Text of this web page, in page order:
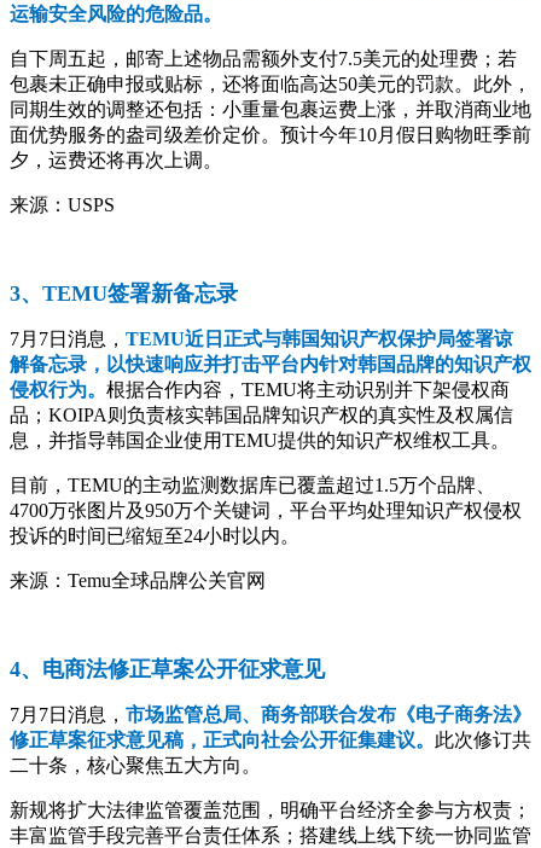
运输安全风险的危险品。
自下周五起，邮寄上述物品需额外支付7.5美元的处理费；若
包裹未正确申报或贴标，还将面临高达50美元的罚款。此外，
同期生效的调整还包括：小重量包裹运费上涨，并取消商业地
面优势服务的盎司级差价定价。预计今年10月假日购物旺季前
夕，运费还将再次上调。
来源：USPS
3、TEMU签署新备忘录
7月7日消息， TEMU近日正式与韩国知识产权保护局签署谅
解备忘录，以快速响应并打击平台内针对韩国品牌的知识产权
侵权行为。 根据合作内容，TEMU将主动识别并下架侵权商
品；KOIPA则负责核实韩国品牌知识产权的真实性及权属信
息，并指导韩国企业使用TEMU提供的知识产权维权工具。
目前，TEMU的主动监测数据库已覆盖超过1.5万个品牌、
4700万张图片及950万个关键词，平台平均处理知识产权侵权
投诉的时间已缩短至24小时以内。
来源：Temu全球品牌公关官网
4、电商法修正草案公开征求意见
7月7日消息， 市场监管总局、商务部联合发布《电子商务法》
修正草案征求意见稿，正式向社会公开征集建议。 此次修订共
二十条，核心聚焦五大方向。
新规将扩大法律监管覆盖范围，明确平台经济全参与方权责；
丰富监管手段完善平台责任体系；搭建线上线下统一协同监管